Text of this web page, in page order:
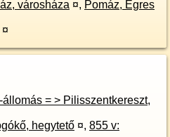
városháza ¤, Pomáz, Egres
¤
= > Dobogókő, hegytető ¤, 855 v: